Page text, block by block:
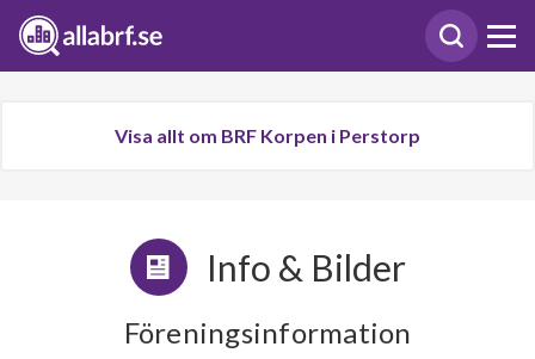
Visa allt om BRF Korpen i Perstorp
Info & Bilder
Föreningsinformation